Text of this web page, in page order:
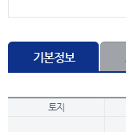
기본정보
토지